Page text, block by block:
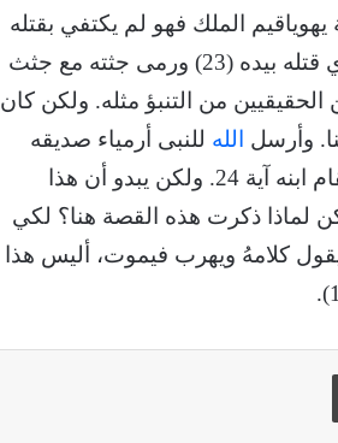
الملك فهو لم يكتفي بقتله
في مصر ولكنه أراد أن يراه بعينيه قتيلًا فأتى به إلى أورشليم بل هو الذي قتله بيده (23) ورمى جثته مع جثث
الحقيقيين من التنبؤ مثله. ولكن كان
وأرسل الله للنبى أرمياء صديقه
يشجعه ويحميه من رجال الملك (2مل 12:22) وربما يكون جدليا بن أخيقام ابنه آية 24. ولكن يبدو أن هذا
لماذا ذكرت هذه القصة هنا؟ لكي
يقول كلامهُ ويهرب فيموت، أليس هذا
طباعة